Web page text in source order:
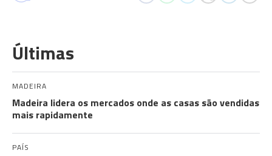
Últimas
MADEIRA
Madeira lidera os mercados onde as casas são vendidas
mais rapidamente
PAÍS